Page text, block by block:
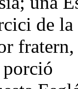
de
porció